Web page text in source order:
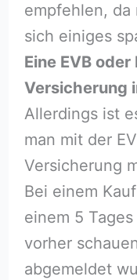
empfehlen, da
sich einiges
Eine EVB
Versicherung
Allerdings ist
man mit der
Versicherung
Bei einem
einem 5
vorher
abgemeldet